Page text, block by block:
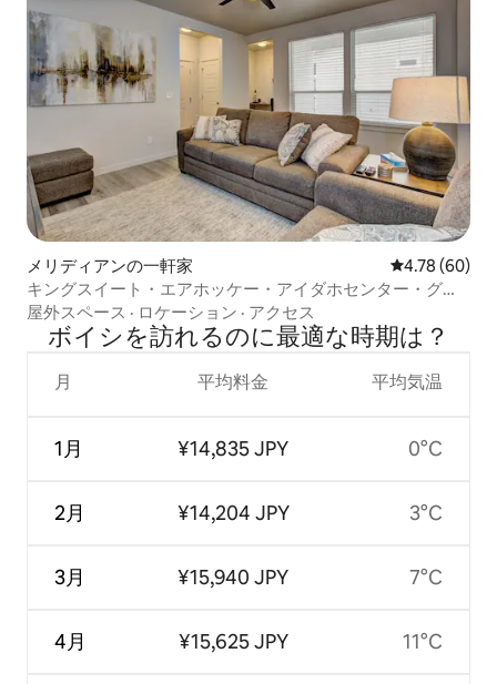
メリディアンの一軒家 レビュー60
4.78 (60)
キングスイート・エアホッケー・アイダホセンター・グリ
ル
屋外スペース · ロケーション · アクセス
ボイシを訪⁠れ⁠るの⁠に最⁠適⁠な時⁠期⁠は⁠？
月
1月
2月
3月
4月
平均料金
¥14,835 JPY
¥14,204 JPY
¥15,940 JPY
¥15,625 JPY
平均気温
0°C
3°C
7°C
11°C